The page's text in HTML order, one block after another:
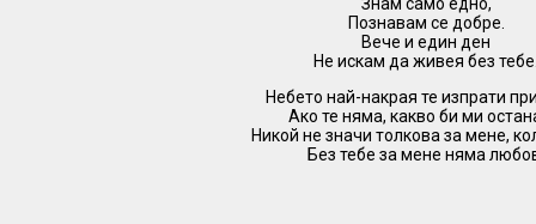
Познавам се добре.
Вече и един ден
Не искам да живея без
Небето най-накрая те изпрати
Ако те няма, какво би ми
Никой не значи толкова за мене,
Без тебе за мене няма